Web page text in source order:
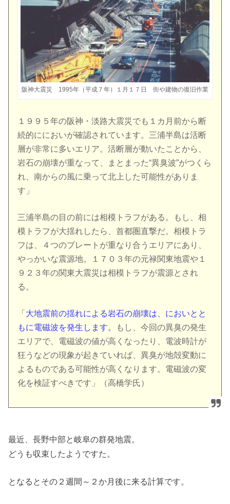
阪神大震災 1995年（平成７年）１月１７日 街や建物の復旧作業
１９９５年の阪神・淡路大震災でも１カ月前から断
続的ににおいが確認されています。三浦半島は活断
層が非常に多いエリア。活断層が動いたことから、
岩石の崩壊が重なって、まとまった“異臭波”がつくら
れ、南からの風に乗って北上した可能性がありま
す」
三浦半島の目の前には相模トラフがある。もし、相
模トラフが大揺れしたら、首都圏直撃だ。相模トラ
フは、４つのプレートが重なり合うエリアにあり、
やっかいな震源地。１７０３年の元禄関東地震や１
９２３年の関東大震災は相模トラフが震源とされ
る。
「 大地震前の揺れによる岩石の崩壊は、においとと
もに電磁波を発生します。
もし、今回の異臭の発生
エリアで、電磁波の値が高くなったり、電波時計が
狂うなどの現象が起きていれば、異臭が地殻変動に
よるものである可能性が高くなります。電磁波の変
化を検証すべきです」（高橋学氏）
最近、長野中部と岐阜の群発地震。
どうも収束したようですた。
となるとその２週間～２か月後に来る計算です。